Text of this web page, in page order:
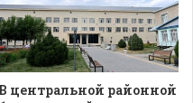
В центральной районной